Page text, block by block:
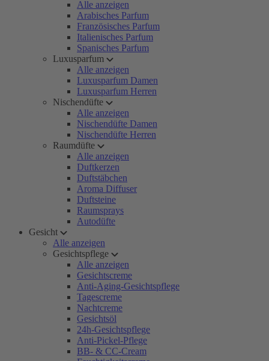
Alle anzeigen
Arabisches Parfum
Französisches Parfum
Italienisches Parfum
Spanisches Parfum
Luxusparfum
Alle anzeigen
Luxusparfum Damen
Luxusparfum Herren
Nischendüfte
Alle anzeigen
Nischendüfte Damen
Nischendüfte Herren
Raumdüfte
Alle anzeigen
Duftkerzen
Duftstäbchen
Aroma Diffuser
Duftsteine
Raumsprays
Autodüfte
Gesicht
Alle anzeigen
Gesichtspflege
Alle anzeigen
Gesichtscreme
Anti-Aging-Gesichtspflege
Tagescreme
Nachtcreme
Gesichtsöl
24h-Gesichtspflege
Anti-Pickel-Pflege
BB- & CC-Cream